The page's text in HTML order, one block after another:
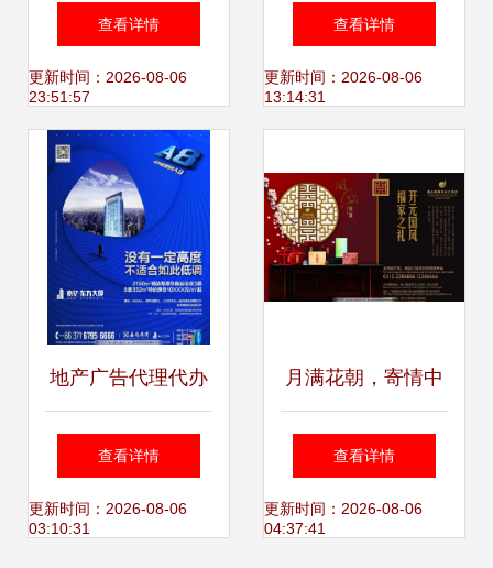
品包装设计 产品画
册设计 户外广告
查看详情
更新时间：2026-08-06
23:51:57
广告设计模板 助力
代理代办服务品牌
查看详情
更新时间：2026-08-06
13:14:31
地产广告代理代办
高效落地与品牌赋
能的全链路解决方
查看详情
更新时间：2026-08-06
03:10:31
月满花朝，寄情中
秋
查看详情
更新时间：2026-08-06
04:37:41